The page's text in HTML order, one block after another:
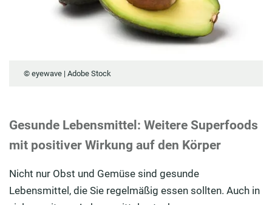
© eyewave | Adobe Stock
Gesunde Lebensmittel: Weitere Superfoods
mit positiver Wirkung auf den Körper
Nicht nur Obst und Gemüse sind gesunde
Lebensmittel, die Sie regelmäßig essen sollten. Auch in